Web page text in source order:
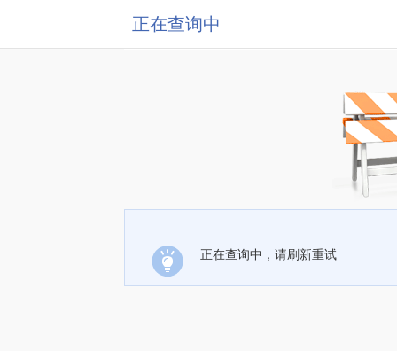
正在查询中
正在查询中，请刷新重试